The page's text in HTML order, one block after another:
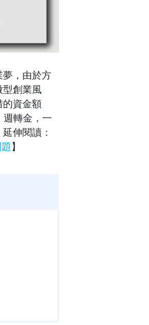
，由於方
創業風
的資金額
轉金，一
伸閱讀：
】